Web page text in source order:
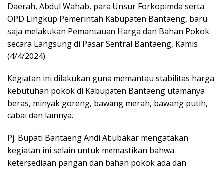
Daerah, Abdul Wahab, para Unsur Forkopimda serta
OPD Lingkup Pemerintah Kabupaten Bantaeng, baru
saja melakukan Pemantauan Harga dan Bahan Pokok
secara Langsung di Pasar Sentral Bantaeng, Kamis
(4/4/2024).
Kegiatan ini dilakukan guna memantau stabilitas harga
kebutuhan pokok di Kabupaten Bantaeng utamanya
beras, minyak goreng, bawang merah, bawang putih,
cabai dan lainnya.
Pj. Bupati Bantaeng Andi Abubakar mengatakan
kegiatan ini selain untuk memastikan bahwa
ketersediaan pangan dan bahan pokok ada dan